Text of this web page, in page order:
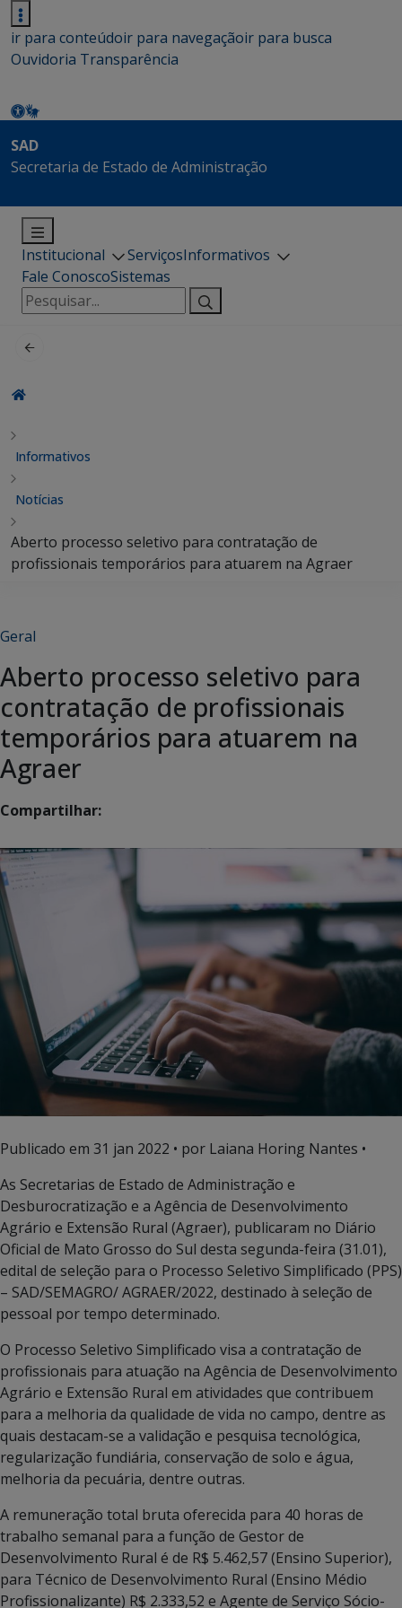
ir para conteúdoir para navegaçãoir para busca
Ouvidoria Transparência
SAD
Secretaria de Estado de Administração
Institucional ServiçosInformativos
Fale ConoscoSistemas
Pesquisar
por:
Informativos
Notícias
Aberto processo seletivo para contratação de
profissionais temporários para atuarem na Agraer
Geral
Aberto processo seletivo para
contratação de profissionais
temporários para atuarem na
Agraer
Compartilhar:
Publicado em 31 jan 2022 • por Laiana Horing Nantes •
As Secretarias de Estado de Administração e
Desburocratização e a Agência de Desenvolvimento
Agrário e Extensão Rural (Agraer), publicaram no Diário
Oficial de Mato Grosso do Sul desta segunda-feira (31.01),
edital de seleção para o Processo Seletivo Simplificado (PPS)
– SAD/SEMAGRO/ AGRAER/2022, destinado à seleção de
pessoal por tempo determinado.
O Processo Seletivo Simplificado visa a contratação de
profissionais para atuação na Agência de Desenvolvimento
Agrário e Extensão Rural em atividades que contribuem
para a melhoria da qualidade de vida no campo, dentre as
quais destacam-se a validação e pesquisa tecnológica,
regularização fundiária, conservação de solo e água,
melhoria da pecuária, dentre outras.
A remuneração total bruta oferecida para 40 horas de
trabalho semanal para a função de Gestor de
Desenvolvimento Rural é de R$ 5.462,57 (Ensino Superior),
para Técnico de Desenvolvimento Rural (Ensino Médio
Profissionalizante) R$ 2.333,52 e Agente de Serviço Sócio-